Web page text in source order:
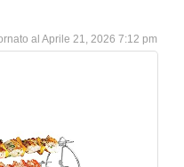
Aprile 21, 2026 7:12 pm